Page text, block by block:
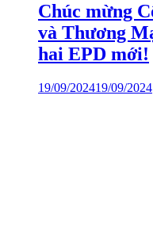
Chúc mừng
và Thương
hai EPD mới!
19/09/202419/09/2024